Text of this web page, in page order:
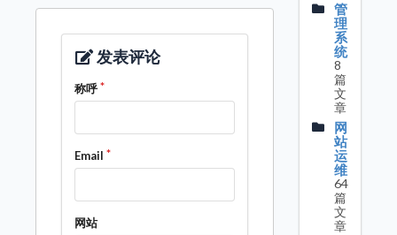
发表评论
称呼
Email
网站
管
理
系
统
8
篇
文
章
网
站
运
维
64
篇
文
章